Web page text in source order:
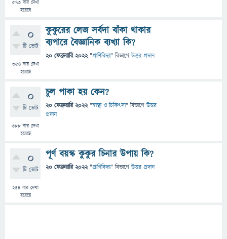
573বার দেখা
হয়েছে
0
টি ভোট
354বার দেখা
হয়েছে
কুকুরের লেজ সর্বদা বাঁকা থাকার
ব্যপারে বৈজ্ঞানিক ব্যখ্যা কি?
20 ফেব্রুয়ারি 2022 "প্রাণিবিদ্যা" বিভাগে উত্তর প্রদান
0
টি ভোট
388 বার দেখা
হয়েছে
চুল পাকা হয় কেন?
20 ফেব্রুয়ারি 2022 "স্বাস্থ্য ও চিকিৎসা" বিভাগে উত্তর
প্রদান
0
টি ভোট
254 বার দেখা
হয়েছে
পূর্ণ বয়স্ক কুকুর চিনার উপায় কি?
20 ফেব্রুয়ারি 2022 "প্রাণিবিদ্যা" বিভাগে উত্তর প্রদান